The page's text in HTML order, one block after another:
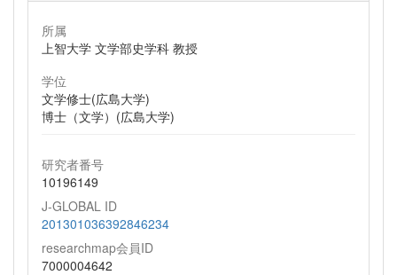
所属
上智大学 文学部史学科 教授
学位
文学修士(広島大学)
博士（文学）(広島大学)
研究者番号
10196149
J-GLOBAL ID
201301036392846234
researchmap会員ID
7000004642